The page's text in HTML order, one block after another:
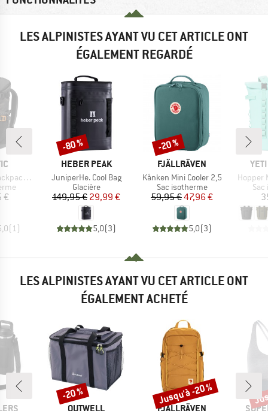
LES ALPINISTES AYANT VU CET ARTICLE ONT
ÉGALEMENT REGARDÉ
24
€
( 1)
MARQUE
HEBER PEAK
Article
JuniperHe. Cool Bag
Product group
Glacière
Prix
149,95 €Prix réduit
29,99 €
5,0(3)
Remise
-80 %
MARQUE
FJÄLLRÄVEN
Article
Kånken Mini Cooler 2,5
Product group
Sac isotherme
Prix
59,95 €Prix réduit
47,96 €
5,0(3)
Remise
-20 %
Article
Hopper
LES ALPINISTES AYANT VU CET ARTICLE ONT
ÉGALEMENT ACHETÉ
MARQUE
OUTWELL
Remise
-20 %
MARQUE
FJÄLLRÄVEN
Remise
Jusqu'à -20 %